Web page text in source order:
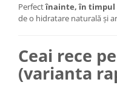
Perfectînainte, în timpul
de o hidratare naturală și
Ceai rece
(varianta